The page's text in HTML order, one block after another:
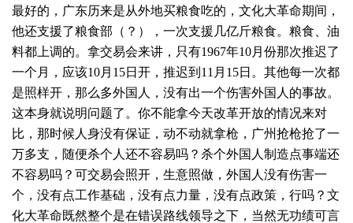
最好的，广东历来是从外地买粮食吃的，文化大革命期间，
他还支援了粮食部（？），一次支援几亿斤粮食。粮食、油
料都上调的。拿交易会来讲，只有1967年10月份那次推迟了
一个月，应该10月15日开，推迟到11月15日。其他每一次都
是照样开，那么多外国人，没有出一个伤害外国人的事故。
这本身就说明问题了。你不能拿今天改革开放的情况来对
比，那时候人身没有保证，动不动就拿枪，广州抢枪抢了一
万多支，随便杀个人还不容易吗？杀个外国人制造点事端还
不容易吗？可交易会照开，生意照做，外国人没有伤害一
个，没有点工作基础，没有点力量，没有点政策，行吗？文
化大革命既然整个是在错误路线领导之下，当然无功绩可言